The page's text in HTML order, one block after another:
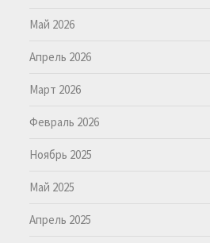
Май 2026
Апрель 2026
Март 2026
Февраль 2026
Ноябрь 2025
Май 2025
Апрель 2025